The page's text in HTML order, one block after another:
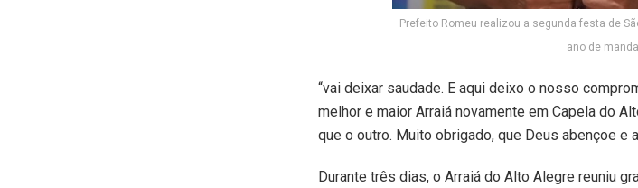
Prefeito Romeu realizou a segunda festa de
ano de
“vai deixar saudade. E aqui deixo o nosso
melhor e maior Arraiá novamente em Capela do
que o outro. Muito obrigado, que Deus abençoe e
Durante três dias, o Arraiá do Alto Alegre reuniu